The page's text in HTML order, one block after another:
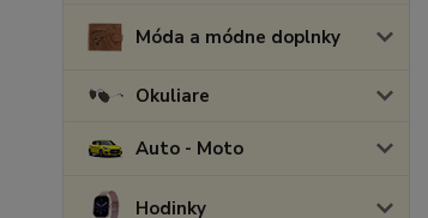
Móda a módne doplnky
Okuliare
Auto - Moto
Hodinky